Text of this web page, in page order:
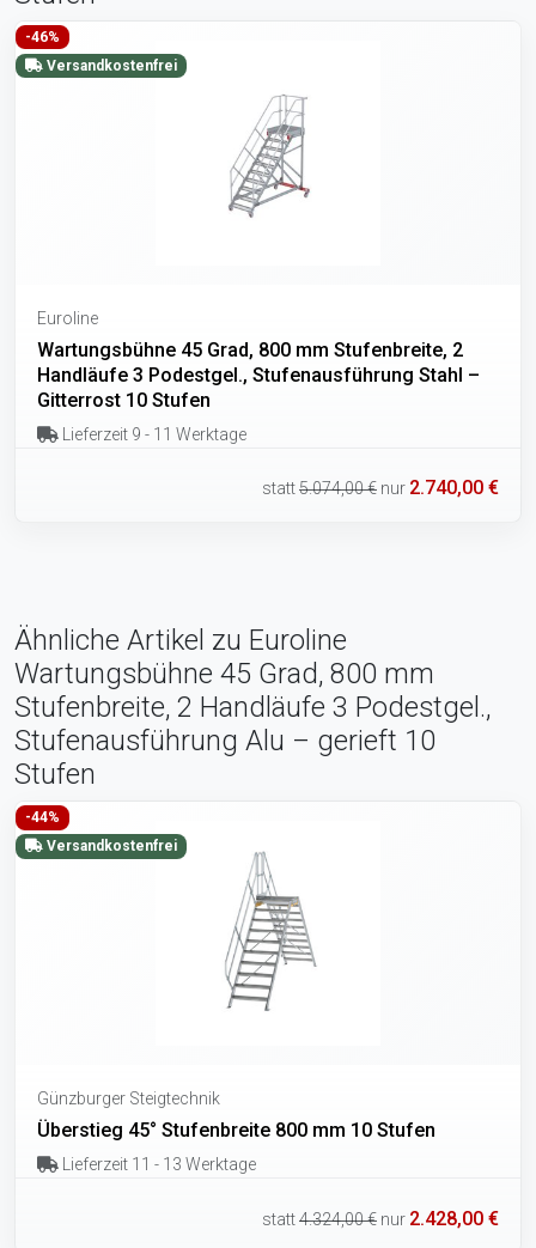
-46%
Versandkostenfrei
Euroline
Wartungsbühne 45 Grad, 800 mm Stufenbreite, 2
Handläufe 3 Podestgel., Stufenausführung Stahl –
Gitterrost 10 Stufen
Lieferzeit 9 - 11 Werktage
statt5.074,00 € nur 2.740,00 €
Ähnliche Artikel zu Euroline
Wartungsbühne 45 Grad, 800 mm
Stufenbreite, 2 Handläufe 3 Podestgel.,
Stufenausführung Alu – gerieft 10
Stufen
-44%
Versandkostenfrei
Günzburger Steigtechnik
Überstieg 45° Stufenbreite 800 mm 10 Stufen
Lieferzeit 11 - 13 Werktage
statt4.324,00 € nur 2.428,00 €